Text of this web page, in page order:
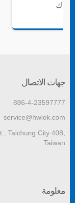
جهات الاتصال
886-4-23597777
service@hwlok.com
Taichung City 408,
Taiwan
معلومة